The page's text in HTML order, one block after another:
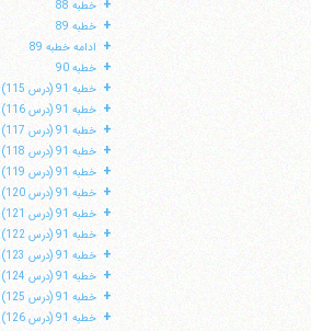
+ خطبه 88
+ خطبه 89
+ ادامه خطبه 89
+ خطبه 90
+ خطبه 91 (درس 115)
+ خطبه 91 (درس 116)
+ خطبه 91 (درس 117)
+ خطبه 91 (درس 118)
+ خطبه 91 (درس 119)
+ خطبه 91 (درس 120)
+ خطبه 91 (درس 121)
+ خطبه 91 (درس 122)
+ خطبه 91 (درس 123)
+ خطبه 91 (درس 124)
+ خطبه 91 (درس 125)
+ خطبه 91 (درس 126)